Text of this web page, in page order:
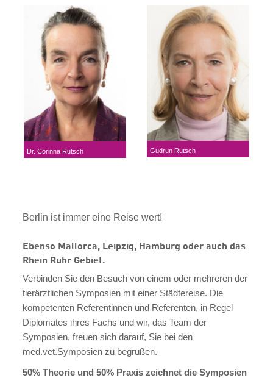
Dr. Corinna Rutsch Gudrun Rutsch
Berlin ist immer eine Reise wert!
Ebenso Mallorca, Leipzig, Hamburg oder auch das
Rhein Ruhr Gebiet.
Verbinden Sie den Besuch von einem oder mehreren der
tierärztlichen Symposien mit einer Städtereise. Die
kompetenten Referentinnen und Referenten, in Regel
Diplomates ihres Fachs und wir, das Team der
Symposien, freuen sich darauf, Sie bei den
med.vet.Symposien zu begrüßen.
50% Theorie und 50% Praxis zeichnet die Symposien